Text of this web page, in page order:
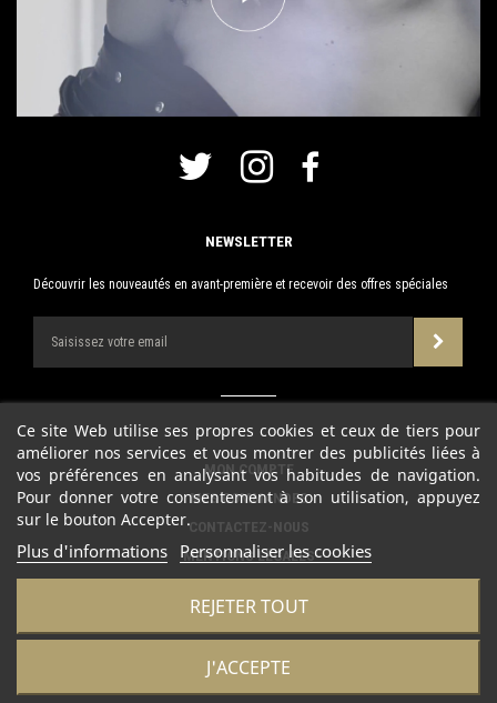
Ce site Web utilise ses propres cookies et ceux de tiers pour
améliorer nos services et vous montrer des publicités liées à
vos préférences en analysant vos habitudes de navigation.
Pour donner votre consentement à son utilisation, appuyez
sur le bouton Accepter.
Plus d'informations Personnaliser les cookies
REJETER TOUT
J'ACCEPTE
NEWSLETTER
Découvrir les nouveautés en avant-première et recevoir des offres spéciales
MON COMPTE
MES COMMANDES
CONTACTEZ-NOUS
MENTIONS LÉGALES
CONDITIONS D'UTILISATION
POLITIQUE DE CONFIDENTIALITÉ